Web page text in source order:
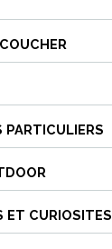
PARTICULIERS
ET CURIOSITES